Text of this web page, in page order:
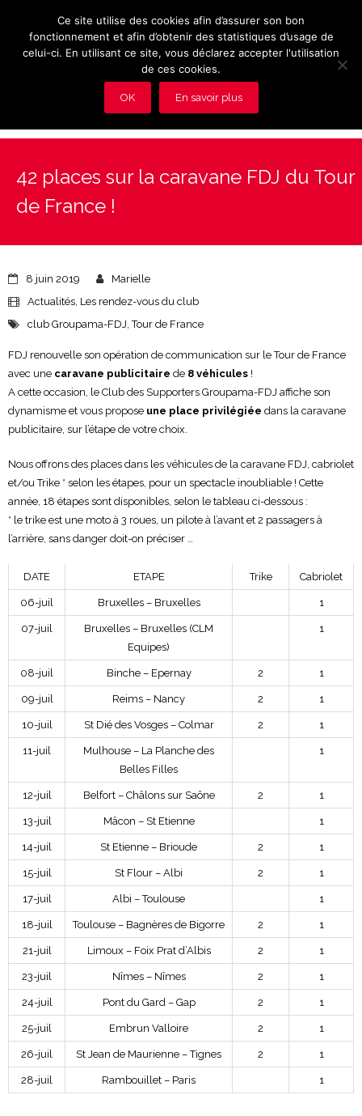
Les rendez-vous du club
Vidéos
Adhérez au Club
42 places sur la caravane FDJ du Tour
de France !
8 juin 2019
Marielle
Actualités, Les rendez-vous du club
club Groupama-FDJ,Tour de France
FDJ renouvelle son opération de communication sur le Tour de France
avec une caravane publicitaire de 8 véhicules !
A cette occasion, le Club des Supporters Groupama-FDJ affiche son
dynamisme et vous propose une place privilégiée dans la caravane
publicitaire, sur l’étape de votre choix.
Nous offrons des places dans les véhicules de la caravane FDJ, cabriolet
et/ou Trike * selon les étapes, pour un spectacle inoubliable ! Cette
année, 18 étapes sont disponibles, selon le tableau ci-dessous :
* le trike est une moto à 3 roues, un pilote à l’avant et 2 passagers à
l’arrière, sans danger doit-on préciser …
DATE ETAPE Trike Cabriolet
06-juil Bruxelles – Bruxelles 1
07-juil
Bruxelles – Bruxelles (CLM
Equipes)
1
08-juil Binche – Epernay 2 1
09-juil Reims – Nancy 2 1
10-juil St Dié des Vosges – Colmar 2 1
11-juil
Mulhouse – La Planche des
Belles Filles
1
12-juil Belfort – Châlons sur Saône 2 1
13-juil Mâcon – St Etienne 1
14-juil St Etienne – Brioude 2 1
15-juil St Flour – Albi 2 1
17-juil Albi – Toulouse 1
18-juil Toulouse – Bagnères de Bigorre 2 1
21-juil Limoux – Foix Prat d’Albis 2 1
23-juil Nîmes – Nîmes 2 1
24-juil Pont du Gard – Gap 2 1
25-juil Embrun Valloire 2 1
26-juil St Jean de Maurienne – Tignes 2 1
28-juil Rambouillet – Paris 1
Ce site utilise des cookies afin d’assurer son bon
fonctionnement et afin d’obtenir des statistiques d’usage de
celui-ci. En utilisant ce site, vous déclarez accepter l'utilisation
de ces cookies.
OK En savoir plus